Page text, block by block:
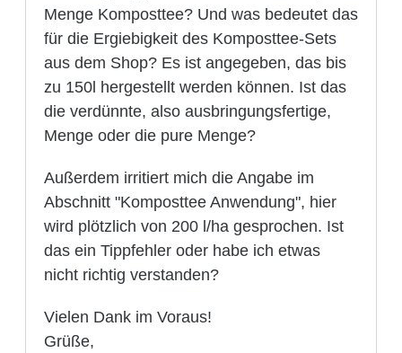
Menge Komposttee? Und was bedeutet das
für die Ergiebigkeit des Komposttee-Sets
aus dem Shop? Es ist angegeben, das bis
zu 150l hergestellt werden können. Ist das
die verdünnte, also ausbringungsfertige,
Menge oder die pure Menge?
Außerdem irritiert mich die Angabe im
Abschnitt "Komposttee Anwendung", hier
wird plötzlich von 200 l/ha gesprochen. Ist
das ein Tippfehler oder habe ich etwas
nicht richtig verstanden?
Vielen Dank im Voraus!
Grüße,